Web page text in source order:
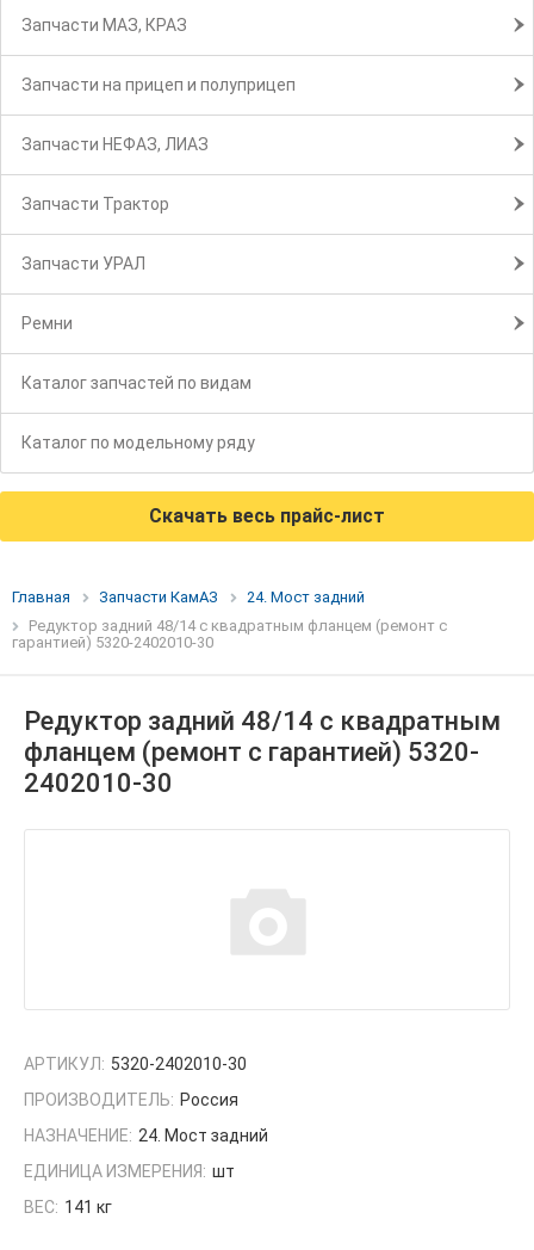
Запчасти МАЗ, КРАЗ
Запчасти на прицеп и полуприцеп
Запчасти НЕФАЗ, ЛИАЗ
Запчасти Трактор
Запчасти УРАЛ
Ремни
Каталог запчастей по видам
Каталог по модельному ряду
Скачать весь прайс-лист
Главная Запчасти КамАЗ
24. Мост задний
Редуктор задний 48/14 с квадратным фланцем (ремонт с
гарантией) 5320-2402010-30
Редуктор задний 48/14 с квадратным
фланцем (ремонт с гарантией) 5320-
2402010-30
АРТИКУЛ: 5320-2402010-30
ПРОИЗВОДИТЕЛЬ: Россия
НАЗНАЧЕНИЕ: 24. Мост задний
ЕДИНИЦА ИЗМЕРЕНИЯ: шт
ВЕС: 141 кг